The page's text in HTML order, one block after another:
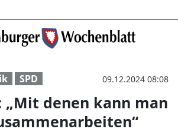
Leserbrief: „Mit
SPD 09.12.2024 08:08
„Mit denen kann man